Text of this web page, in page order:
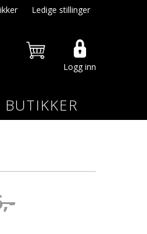
Ledige stillinger
Logg inn
BUTIKKER